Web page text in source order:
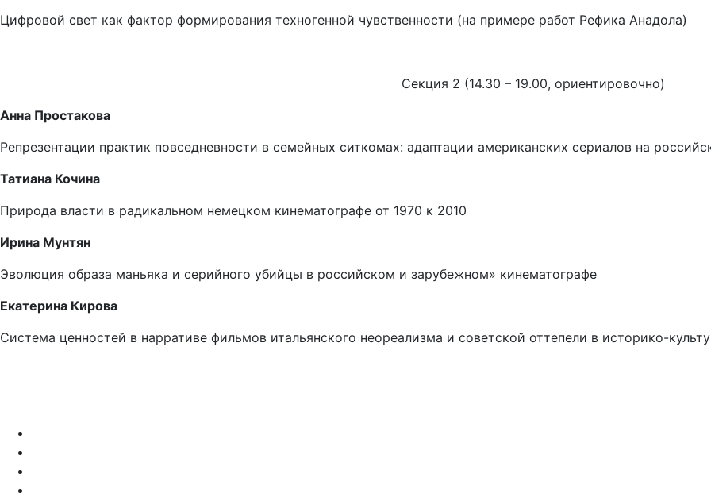
Цифровой свет как фактор формирования техногенной чувственности (на примере работ Рефика Анадола)
Секция 2 (14.30 – 19.00, ориентировочно)
Анна Простакова
Репрезентации практик повседневности в семейных ситкомах: адаптации американских сериалов на
Татиана Кочина
Природа власти в радикальном немецком кинематографе от 1970 к 2010
Ирина Мунтян
Эволюция образа маньяка и серийного убийцы в российском и зарубежном» кинематографе
Екатерина Кирова
Система ценностей в нарративе фильмов итальянского неореализма и советской оттепели в историко-